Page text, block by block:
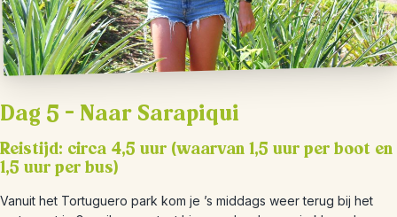
Dag 5 – Naar Sarapiqui
Reistijd: circa 4,5 uur (waarvan 1,5 uur per boot en
1,5 uur per bus)
Vanuit het Tortuguero park kom je ’s middags weer terug bij het